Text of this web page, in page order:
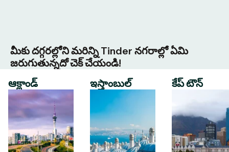
మీకు దగ్గరల్లోని మరిన్ని Tinder నగరాల్లో ఏమి
జరుగుతున్నదో చెక్ చేయండి!
ఆక్లాండ్
ఇస్తాంబుల్ కేప్ టౌన్